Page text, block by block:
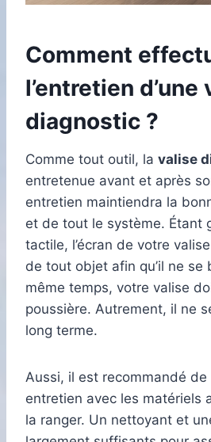
Comment
l’entretien d’une
diagnostic ?
Comme tout outil, la valise
entretenue avant et après
entretien maintiendra la
et de tout le système. Étant
tactile, l’écran de votre
de tout objet afin qu’il ne se
même temps, votre valise
poussière. Autrement, il ne
long terme.
Aussi, il est recommandé
entretien avec les matériels
la ranger. Un nettoyant et